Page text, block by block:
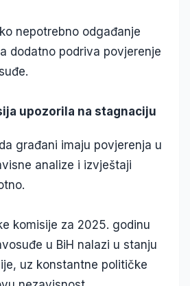
nepotrebno odgađanje
dodatno podriva povjerenje
upozorila na stagnaciju
građani imaju povjerenja u
analize i izvještaji
komisije za 2025. godinu
u BiH nalazi u stanju
uz konstantne političke